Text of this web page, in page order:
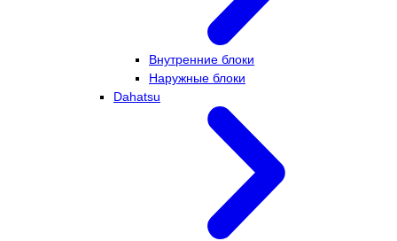
Внутренние блоки
Наружные блоки
Dahatsu